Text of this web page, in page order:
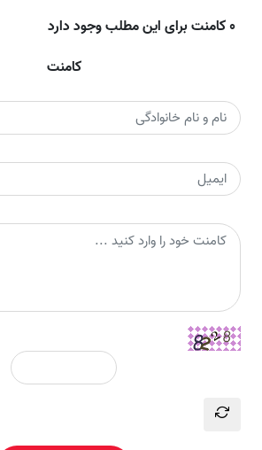
0 کامنت برای این مطلب وجود دارد
کامنت